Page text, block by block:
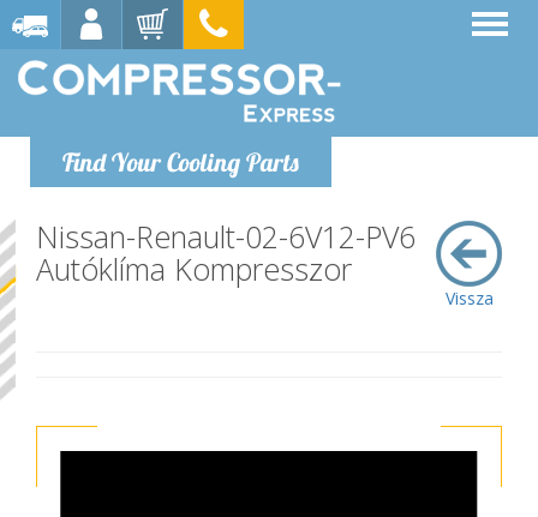
Find Your Cooling Parts
Vissza
Nissan-Renault-02-6V12-PV6
Autóklíma Kompresszor